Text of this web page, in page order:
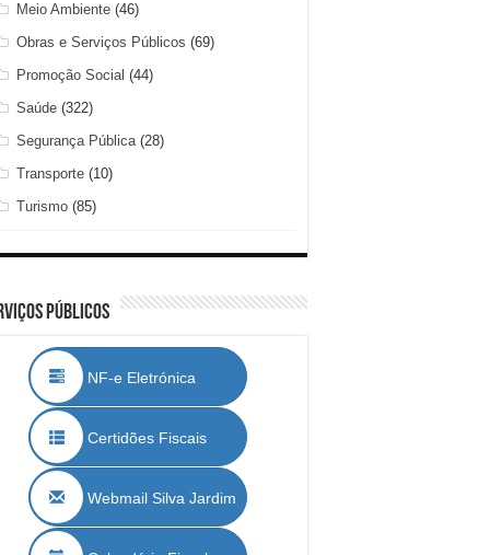
Meio Ambiente(46)
Obras e Serviços Públicos (69)
Promoção Social (44)
Saúde(322)
Segurança Pública(28)
Transporte(10)
Turismo(85)
Públicos
NF-e Eletrónica
Certidões Fiscais
Webmail Silva Jardim